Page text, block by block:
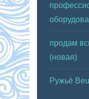
продам
(новая)
Ружьё